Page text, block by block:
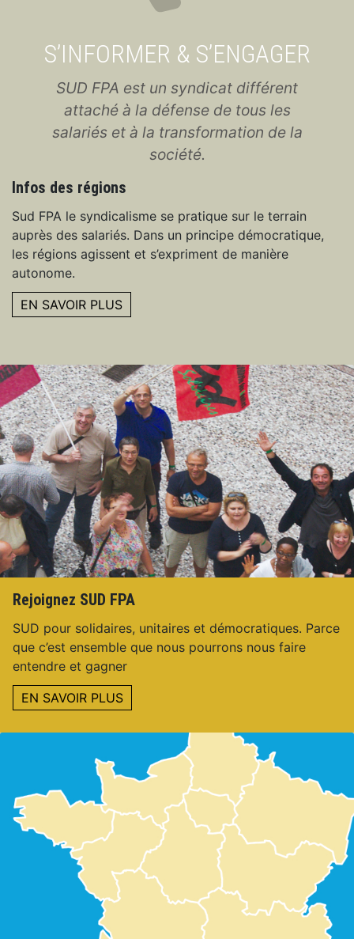
S’INFORMER & S’ENGAGER
SUD FPA est un syndicat différent
attaché à la défense de tous les
salariés et à la transformation de la
société.
Infos des régions
Sud FPA le syndicalisme se pratique sur le terrain
auprès des salariés. Dans un principe démocratique,
les régions agissent et s’expriment de manière
autonome.
EN SAVOIR PLUS
Rejoignez SUD FPA
SUD pour solidaires, unitaires et démocratiques. Parce
que c’est ensemble que nous pourrons nous faire
entendre et gagner
EN SAVOIR PLUS